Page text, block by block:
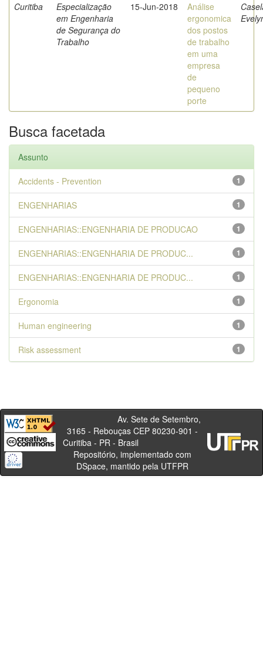
Curitiba
Especialização
em Engenharia
de Segurança do
Trabalho
15-Jun-2018
Análise
ergonomica
dos postos
de trabalho
em uma
empresa
de
pequeno
porte
Busca facetada
Assunto
1
Accidents - Prevention
1
ENGENHARIAS
1
ENGENHARIAS::ENGENHARIA DE PRODUCAO
1
ENGENHARIAS::ENGENHARIA DE PRODUC...
1
ENGENHARIAS::ENGENHARIA DE PRODUC...
1
Ergonomia
1
Human engineering
1
Risk assessment
Av. Sete de Setembro,
3165 - Rebouças CEP 80230-901 -
Curitiba - PR - Brasil
Repositório, implementado com
DSpace, mantido pela UTFPR